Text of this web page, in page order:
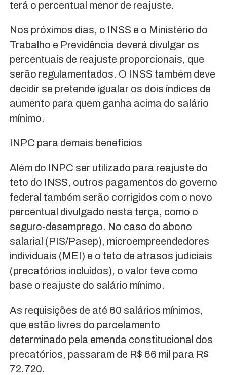
terá o percentual menor de reajuste.
Nos próximos dias, o INSS e o Ministério do
Trabalho e Previdência deverá divulgar os
percentuais de reajuste proporcionais, que
serão regulamentados. O INSS também deve
decidir se pretende igualar os dois índices de
aumento para quem ganha acima do salário
mínimo.
INPC para demais benefícios
Além do INPC ser utilizado para reajuste do
teto do INSS, outros pagamentos do governo
federal também serão corrigidos com o novo
percentual divulgado nesta terça, como o
seguro-desemprego. No caso do abono
salarial (PIS/Pasep), microempreendedores
individuais (MEI) e o teto de atrasos judiciais
(precatórios incluídos), o valor teve como
base o reajuste do salário mínimo.
As requisições de até 60 salários mínimos,
que estão livres do parcelamento
determinado pela emenda constitucional dos
precatórios, passaram de R$ 66 mil para R$
72.720.